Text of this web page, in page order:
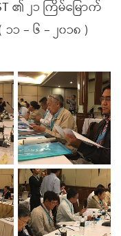
၏ ၂၁ ကြိမ်မြောက်
– ၆ – ၂၀၁၈ )